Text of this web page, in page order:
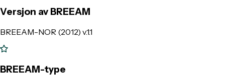
Versjon av BREEAM
BREEAM-NOR (2012) v.1.1
BREEAM-type